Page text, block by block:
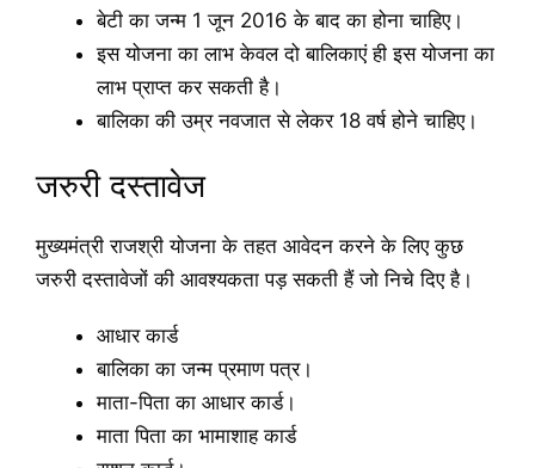
बेटी का जन्म 1 जून 2016 के बाद का होना चाहिए।
इस योजना का लाभ केवल दो बालिकाएं ही इस योजना का
लाभ प्राप्त कर सकती है।
बालिका की उम्र नवजात से लेकर 18 वर्ष होने चाहिए।
जरुरी दस्तावेज
मुख्यमंत्री राजश्री योजना के तहत आवेदन करने के लिए कुछ
जरुरी दस्तावेजों की आवश्यकता पड़ सकती हैं जो निचे दिए है।
आधार कार्ड
बालिका का जन्म प्रमाण पत्र।
माता-पिता का आधार कार्ड।
माता पिता का भामाशाह कार्ड